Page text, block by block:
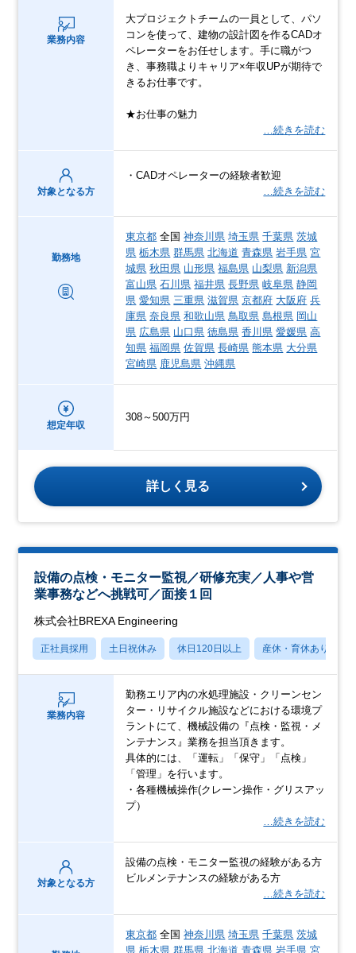
業務内容
大プロジェクトチームの一員として、パソ
コンを使って、建物の設計図を作るCADオ
ペレーターをお任せします。手に職がつ
き、事務職よりキャリア×年収UPが期待で
きるお仕事です。
★お仕事の魅力
…続きを読む
対象となる方
・CADオペレーターの経験者歓迎
…続きを読む
勤務地
東京都 全国神奈川県 埼玉県 千葉県 茨城
県 栃木県 群馬県 北海道 青森県 岩手県 宮
城県 秋田県 山形県 福島県 山梨県 新潟県
富山県 石川県 福井県 長野県 岐阜県 静岡
県 愛知県 三重県 滋賀県 京都府 大阪府 兵
庫県 奈良県 和歌山県 鳥取県 島根県 岡山
県 広島県 山口県 徳島県 香川県 愛媛県 高
知県 福岡県 佐賀県 長崎県 熊本県 大分県
宮崎県 鹿児島県 沖縄県
想定年収
308～500万円
詳しく見る
設備の点検・モニター監視／研修充実／人事や営
業事務などへ挑戦可／面接１回
株式会社BREXA Engineering
正社員採用 土日祝休み 休日120日以上 産休・育休あり
業務内容
勤務エリア内の水処理施設・クリーンセン
ター・リサイクル施設などにおける環境プ
ラントにて、機械設備の『点検・監視・メ
ンテナンス』業務を担当頂きます。
具体的には、「運転」「保守」「点検」
「管理」を行います。
・各種機械操作(クレーン操作・グリスアッ
プ）
…続きを読む
対象となる方
設備の点検・モニター監視の経験がある方
ビルメンテナンスの経験がある方
…続きを読む
東京都 全国神奈川県 埼玉県 千葉県 茨城
県 栃木県 群馬県 北海道 青森県 岩手県 宮